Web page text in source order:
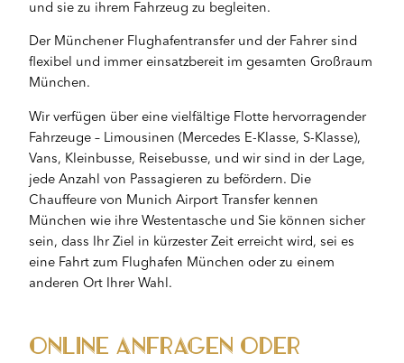
und sie zu ihrem Fahrzeug zu begleiten.
Der Münchener Flughafentransfer und der Fahrer sind
flexibel und immer einsatzbereit im gesamten Großraum
München.
Wir verfügen über eine vielfältige Flotte hervorragender
Fahrzeuge – Limousinen (Mercedes E-Klasse, S-Klasse),
Vans, Kleinbusse, Reisebusse, und wir sind in der Lage,
jede Anzahl von Passagieren zu befördern. Die
Chauffeure von Munich Airport Transfer kennen
München wie ihre Westentasche und Sie können sicher
sein, dass Ihr Ziel in kürzester Zeit erreicht wird, sei es
eine Fahrt zum Flughafen München oder zu einem
anderen Ort Ihrer Wahl.
Online anfragen oder